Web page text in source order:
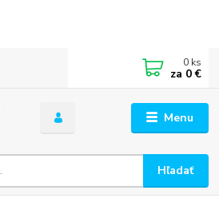
Menu
Hľadať
0 ks
za 0 €